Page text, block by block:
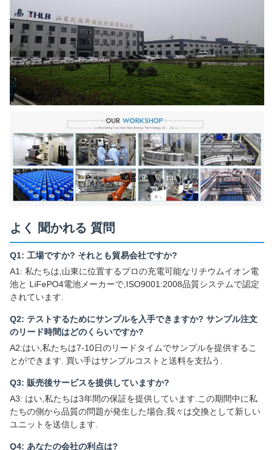
よく 聞かれる 質問
Q1: 工場ですか? それとも貿易会社ですか?
A1: 私たちは,山東に位置するプロの充電可能なリチウムイオン電
池と LiFePO4電池メーカーで,ISO9001:2008品質システムで認定
されています.
Q2: テストするためにサンプルを入手できますか? サンプル注文
のリード時間はどのくらいですか?
A2:はい,私たちは7-10日のリードタイムでサンプルを提供するこ
とができます. 買い手はサンプルコストと送料を支払う.
Q3: 販売後サービスを提供していますか?
A3: はい,私たちは3年間の保証を提供しています.この期間中に私
たちの側から品質の問題が発生した場合,我々は交換として新しい
ユニットを送信します.
Q4: あなたの会社の利点は?